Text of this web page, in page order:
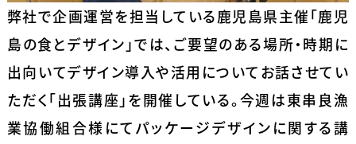
弊社で企画運営を担当している鹿児島県主催「鹿児
島の食とデザイン」では、ご要望のある場所・時期に
出向いてデザイン導入や活用についてお話させてい
ただく「出張講座」を開催している。今週は東串良漁
業協働組合様にてパッケージデザインに関する講